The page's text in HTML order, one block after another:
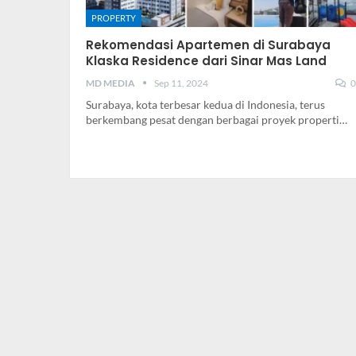
PROPERTY
Rekomendasi Apartemen di Surabaya
Klaska Residence dari Sinar Mas Land
MD MEDIA Sep 11, 2024 0
Surabaya, kota terbesar kedua di Indonesia, terus
berkembang pesat dengan berbagai proyek properti…